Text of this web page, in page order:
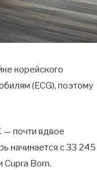
корейского
(ECG), поэтому
— почти вдвое
начинается с 33 245
Cupra Born.